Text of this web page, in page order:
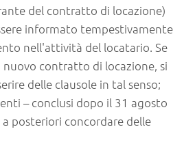
del contratto di locazione)
informato tempestivamente
nell'attività del locatario. Se
contratto di locazione, si
delle clausole in tal senso;
– conclusi dopo il 31 agosto
a posteriori concordare delle